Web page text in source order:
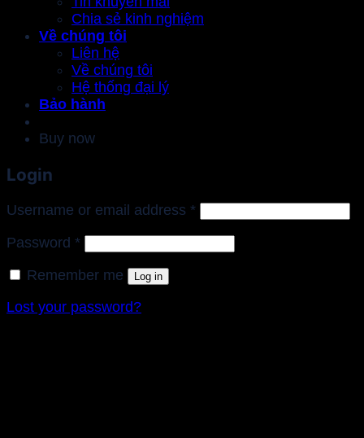
Chia sẻ kinh nghiệm
Về chúng tôi
Liên hệ
Về chúng tôi
Hệ thống đại lý
Bảo hành
Buy now
Login
Username or email address *Required
Password *Required
Remember me Log in
Lost your password?